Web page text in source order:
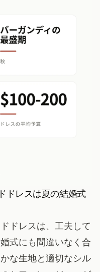
ドレスは夏の結婚式
ドレスは、工夫して
式にも間違いなく合
な生地と適切なシル